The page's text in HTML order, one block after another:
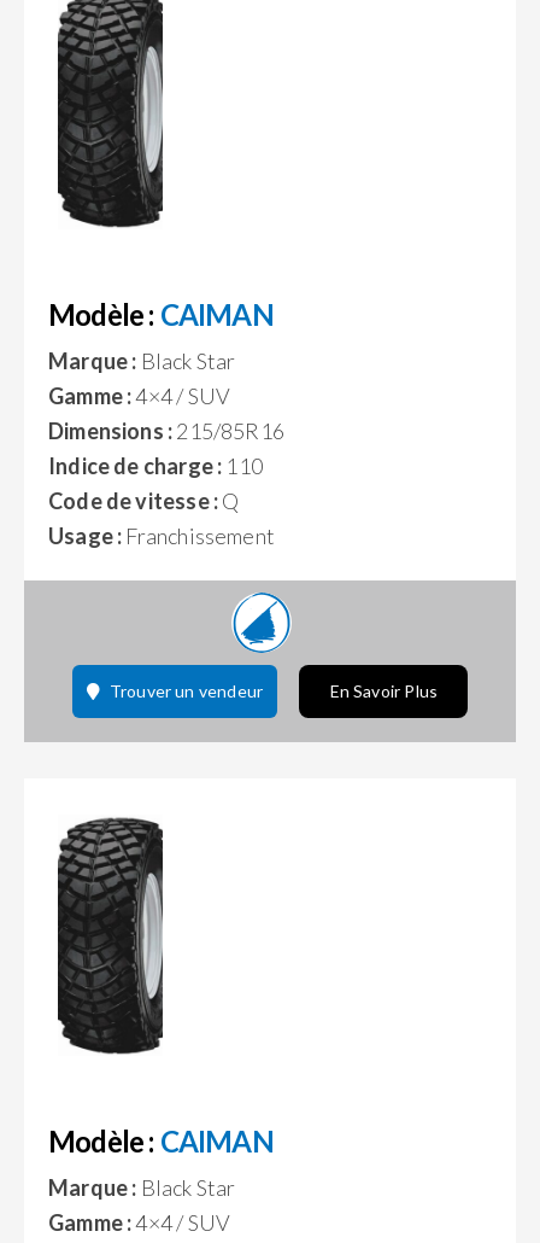
Modèle : CAIMAN
Marque : Black Star
Gamme :4×4 / SUV
Dimensions :215/85R16
Indice de charge : 110
Code de vitesse :Q
Usage : Franchissement
Trouver un vendeur En Savoir Plus
Modèle : CAIMAN
Marque : Black Star
Gamme :4×4 / SUV